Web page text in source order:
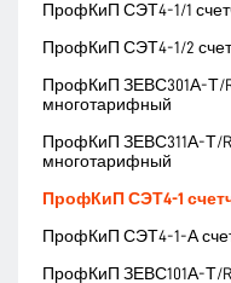
ПрофКиП СЭТ4-1/1
ПрофКиП СЭТ4-1/2
ПрофКиП ЗЕВС301А-Т/
многотарифный
ПрофКиП ЗЕВС311А-Т/
многотарифный
ПрофКиП СЭТ4-1
ПрофКиП СЭТ4-1-А
ПрофКиП ЗЕВС101А-Т/